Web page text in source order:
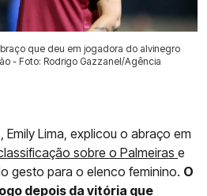
que deu em jogadora do alvinegro
- Foto: Rodrigo Gazzanel/Agência
Lima, explicou o abraço em
sobre o Palmeiras e
gesto para o elenco feminino. O
depois da vitória que